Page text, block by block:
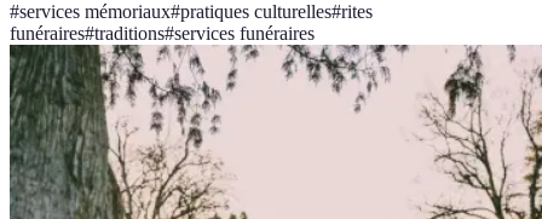
#services mémoriaux#pratiques culturelles#rites
funéraires#traditions#services funéraires